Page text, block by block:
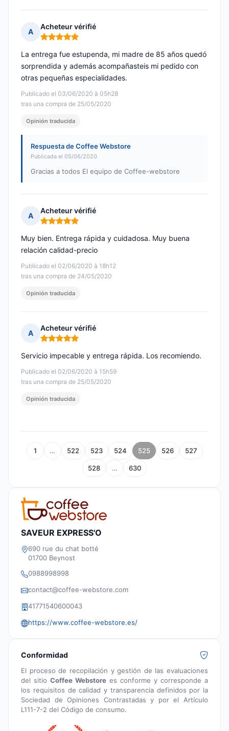
A
Acheteur vérifié
Nota: 5 de 5
Publicado el 03/06/2020 à 05h28
tras una compra de 25/05/2020
La entrega fue estupenda, mi madre de 85 años quedó
sorprendida y además acompañasteis mi pedido con
otras pequeñas especialidades.
Opinión traducida
Respuesta de Coffee Webstore
Publicada el 05/06/2020
Gracias a todos El equipo de Coffee-webstore
A
Acheteur vérifié
Nota: 5 de 5
Publicado el 02/06/2020 à 18h12
tras una compra de 24/05/2020
Muy bien. Entrega rápida y cuidadosa. Muy buena
relación calidad-precio
Opinión traducida
A
Acheteur vérifié
Nota: 5 de 5
Publicado el 02/06/2020 à 15h59
tras una compra de 25/05/2020
Servicio impecable y entrega rápida. Los recomiendo.
Opinión traducida
1 … 522 523 524 525 526 527
528 … 630
SAVEUR EXPRESS'O
690 rue du chat botté
01700 Beynost
0988998998
contact@coffee-webstore.com
41771540600043
https://www.coffee-webstore.es/
Conformidad
El proceso de recopilación y gestión de las evaluaciones
del sitio Coffee Webstore es conforme y corresponde a
los requisitos de calidad y transparencia definidos por la
Sociedad de Opiniones Contrastadas y por el Artículo
L111-7-2 del Código de consumo.